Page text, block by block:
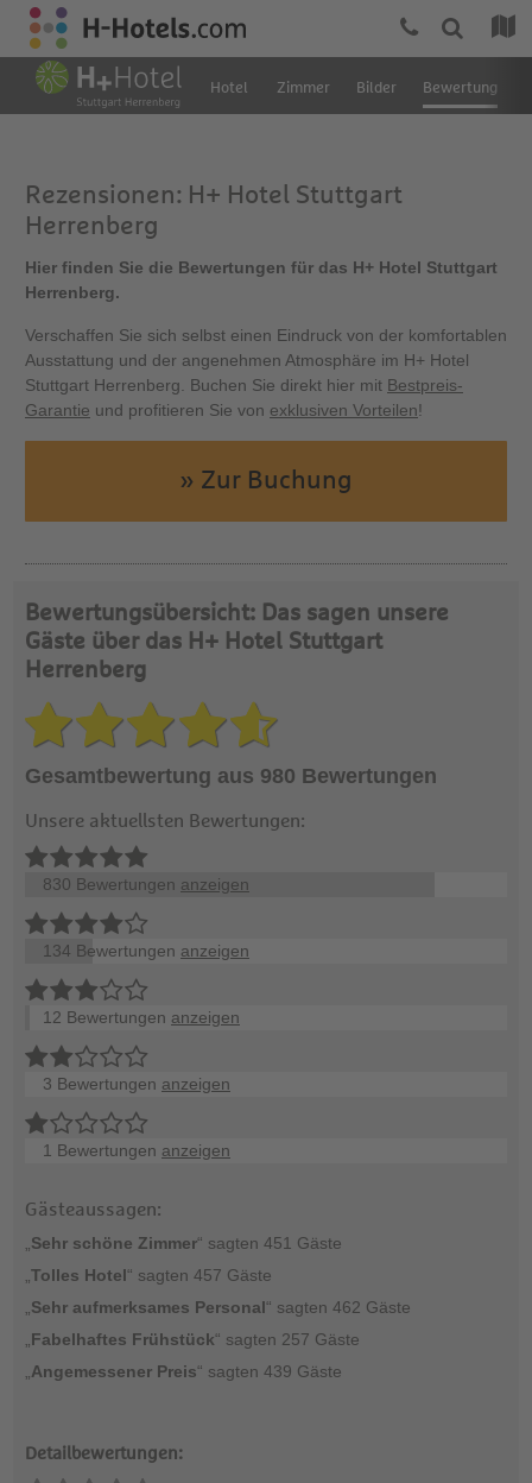
Hotel Zimmer Bilder Bewertung
Rezensionen: H+ Hotel Stuttgart
Herrenberg
Hier finden Sie die Bewertungen für das H+ Hotel Stuttgart
Herrenberg.
Verschaffen Sie sich selbst einen Eindruck von der komfortablen
Ausstattung und der angenehmen Atmosphäre im H+ Hotel
Stuttgart Herrenberg. Buchen Sie direkt hier mit Bestpreis-
Garantie und profitieren Sie von exklusiven Vorteilen!
» Zur Buchung
Bewertungsübersicht: Das sagen unsere
Gäste über das H+ Hotel Stuttgart
Herrenberg
Gesamtbewertung aus 980 Bewertungen
Unsere aktuellsten Bewertungen:
830 Bewertungen anzeigen
134 Bewertungen anzeigen
12 Bewertungen anzeigen
3 Bewertungen anzeigen
1 Bewertungen anzeigen
Gästeaussagen:
Sehr schöne Zimmer“ sagten 451 Gäste
Tolles Hotel“ sagten 457 Gäste
Sehr aufmerksames Personal“ sagten 462 Gäste
Fabelhaftes Frühstück“ sagten 257 Gäste
Angemessener Preis“ sagten 439 Gäste
Detailbewertungen: